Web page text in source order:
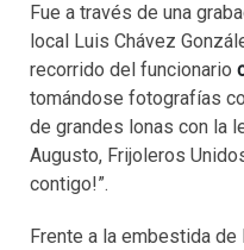
Fue a través de una
local Luis Chávez
recorrido del funcionario
tomándose fotografías
de grandes lonas con la
Augusto, Frijoleros
contigo!”.
Frente a la embestida